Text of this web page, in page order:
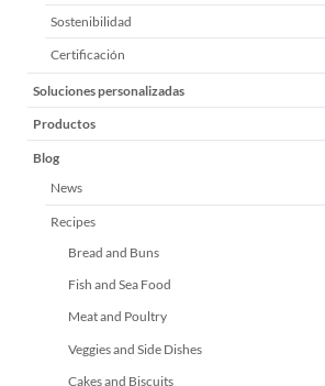
Sostenibilidad
Certificación
Soluciones personalizadas
Productos
Blog
News
Recipes
Bread and Buns
Fish and Sea Food
Meat and Poultry
Veggies and Side Dishes
Cakes and Biscuits